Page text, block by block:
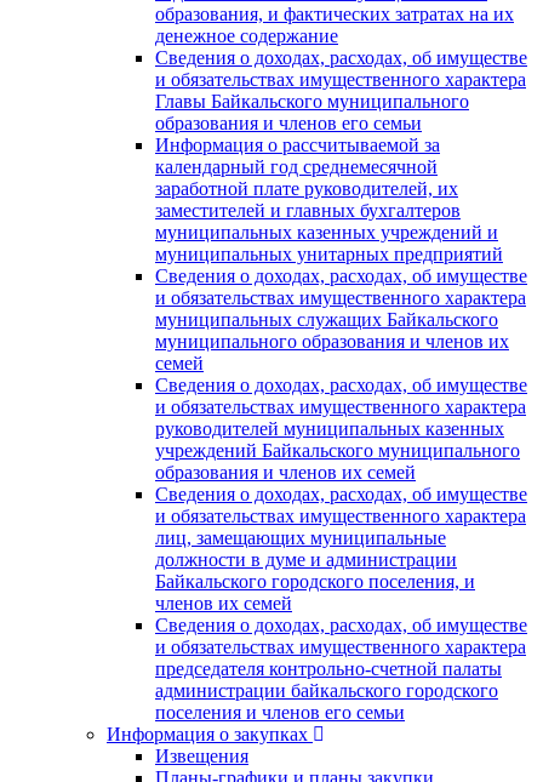
образования, и фактических затратах на их
денежное содержание
Сведения о доходах, расходах, об имуществе
и обязательствах имущественного характера
Главы Байкальского муниципального
образования и членов его семьи
Информация о рассчитываемой за
календарный год среднемесячной
заработной плате руководителей, их
заместителей и главных бухгалтеров
муниципальных казенных учреждений и
муниципальных унитарных предприятий
Сведения о доходах, расходах, об имуществе
и обязательствах имущественного характера
муниципальных служащих Байкальского
муниципального образования и членов их
семей
Сведения о доходах, расходах, об имуществе
и обязательствах имущественного характера
руководителей муниципальных казенных
учреждений Байкальского муниципального
образования и членов их семей
Сведения о доходах, расходах, об имуществе
и обязательствах имущественного характера
лиц, замещающих муниципальные
должности в думе и администрации
Байкальского городского поселения, и
членов их семей
Сведения о доходах, расходах, об имуществе
и обязательствах имущественного характера
председателя контрольно-счетной палаты
администрации байкальского городского
поселения и членов его семьи
Информация о закупках
Извещения
Планы-графики и планы закупки